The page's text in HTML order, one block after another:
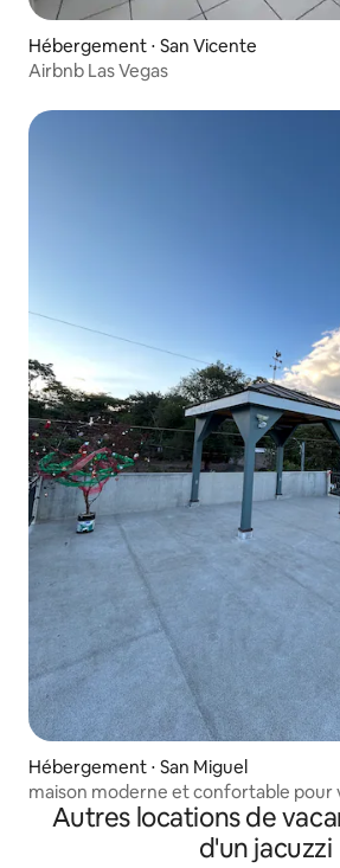
Hébergement ⋅ San Vicente
Airbnb Las Vegas
Hébergement ⋅ San Miguel
maison moderne et confortable pour
famille
Autres locations de
d'un jacuzzi